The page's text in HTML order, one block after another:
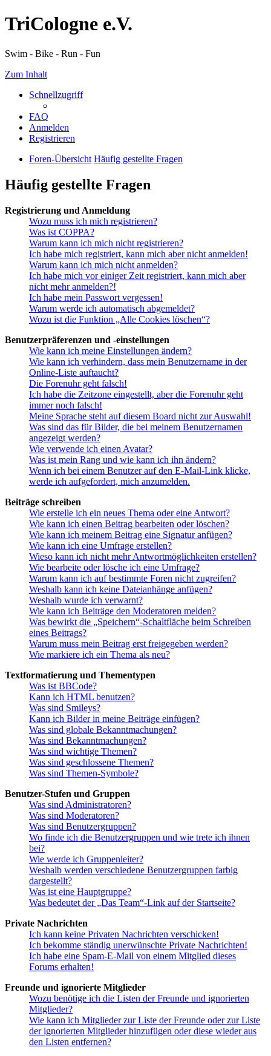
TriCologne e.V.
Swim - Bike - Run - Fun
Zum Inhalt
Schnellzugriff
FAQ
Anmelden
Registrieren
Foren-Übersicht Häufig gestellte Fragen
Häufig gestellte Fragen
Registrierung und Anmeldung
Wozu muss ich mich registrieren?
Was ist COPPA?
Warum kann ich mich nicht registrieren?
Ich habe mich registriert, kann mich aber nicht anmelden!
Warum kann ich mich nicht anmelden?
Ich habe mich vor einiger Zeit registriert, kann mich aber
nicht mehr anmelden?!
Ich habe mein Passwort vergessen!
Warum werde ich automatisch abgemeldet?
Wozu ist die Funktion „Alle Cookies löschen“?
Benutzerpräferenzen und -einstellungen
Wie kann ich meine Einstellungen ändern?
Wie kann ich verhindern, dass mein Benutzername in der
Online-Liste auftaucht?
Die Forenuhr geht falsch!
Ich habe die Zeitzone eingestellt, aber die Forenuhr geht
immer noch falsch!
Meine Sprache steht auf diesem Board nicht zur Auswahl!
Was sind das für Bilder, die bei meinem Benutzernamen
angezeigt werden?
Wie verwende ich einen Avatar?
Was ist mein Rang und wie kann ich ihn ändern?
Wenn ich bei einem Benutzer auf den E-Mail-Link klicke,
werde ich aufgefordert, mich anzumelden.
Beiträge schreiben
Wie erstelle ich ein neues Thema oder eine Antwort?
Wie kann ich einen Beitrag bearbeiten oder löschen?
Wie kann ich meinem Beitrag eine Signatur anfügen?
Wie kann ich eine Umfrage erstellen?
Wieso kann ich nicht mehr Antwortmöglichkeiten erstellen?
Wie bearbeite oder lösche ich eine Umfrage?
Warum kann ich auf bestimmte Foren nicht zugreifen?
Weshalb kann ich keine Dateianhänge anfügen?
Weshalb wurde ich verwarnt?
Wie kann ich Beiträge den Moderatoren melden?
Was bewirkt die „Speichern“-Schaltfläche beim Schreiben
eines Beitrags?
Warum muss mein Beitrag erst freigegeben werden?
Wie markiere ich ein Thema als neu?
Textformatierung und Thementypen
Was ist BBCode?
Kann ich HTML benutzen?
Was sind Smileys?
Kann ich Bilder in meine Beiträge einfügen?
Was sind globale Bekanntmachungen?
Was sind Bekanntmachungen?
Was sind wichtige Themen?
Was sind geschlossene Themen?
Was sind Themen-Symbole?
Benutzer-Stufen und Gruppen
Was sind Administratoren?
Was sind Moderatoren?
Was sind Benutzergruppen?
Wo finde ich die Benutzergruppen und wie trete ich ihnen
bei?
Wie werde ich Gruppenleiter?
Weshalb werden verschiedene Benutzergruppen farbig
dargestellt?
Was ist eine Hauptgruppe?
Was bedeutet der „Das Team“-Link auf der Startseite?
Private Nachrichten
Ich kann keine Privaten Nachrichten verschicken!
Ich bekomme ständig unerwünschte Private Nachrichten!
Ich habe eine Spam-E-Mail von einem Mitglied dieses
Forums erhalten!
Freunde und ignorierte Mitglieder
Wozu benötige ich die Listen der Freunde und ignorierten
Mitglieder?
Wie kann ich Mitglieder zur Liste der Freunde oder zur Liste
der ignorierten Mitglieder hinzufügen oder diese wieder aus
den Listen entfernen?